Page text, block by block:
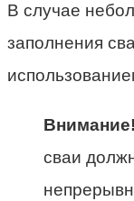
В случае
заполнения
Внимание!
сваи